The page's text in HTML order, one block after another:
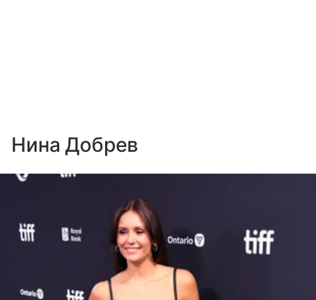
Нина Добрев